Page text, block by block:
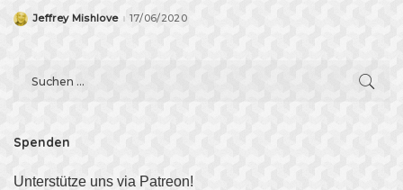
PostedJeffrey Mishlove 17/06/2020
Spenden
Unterstütze uns via Patreon!